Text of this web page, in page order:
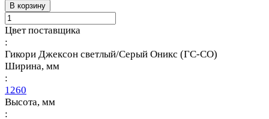
В корзину
Цвет поставщика
:
Гикори Джексон светлый/Серый Оникс (ГС-СО)
Ширина, мм
:
1260
Высота, мм
: